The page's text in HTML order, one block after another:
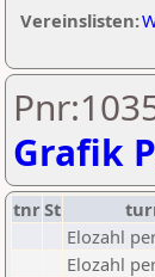
Vereinslisten:
Grafik
tnrSt
Elozahl
Elozahl